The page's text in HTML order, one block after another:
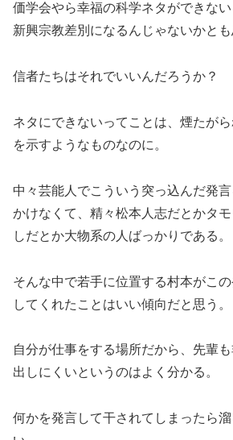
価学会やら幸福の科学ネタができな
新興宗教差別になるんじゃないかとも
信者たちはそれでいいんだろうか？
ネタにできないってことは、煙たが
を示すようなものなのに。
中々芸能人でこういう突っ込んだ発
かけなくて、精々松本人志だとかタ
しだとか大物系の人ばっかりである。
そんな中で若手に位置する村本がこの
してくれたことはいい傾向だと思う。
自分が仕事をする場所だから、先輩
出しにくいというのはよく分かる。
何かを発言して干されてしまったら